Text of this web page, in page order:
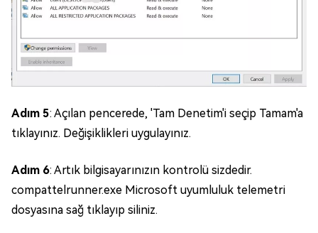
Adım 5: Açılan pencerede, 'Tam Denetim'i seçip Tamam'a
tıklayınız. Değişiklikleri uygulayınız.
Adım 6: Artık bilgisayarınızın kontrolü sizdedir.
compattelrunner.exe Microsoft uyumluluk telemetri
dosyasına sağ tıklayıp siliniz.